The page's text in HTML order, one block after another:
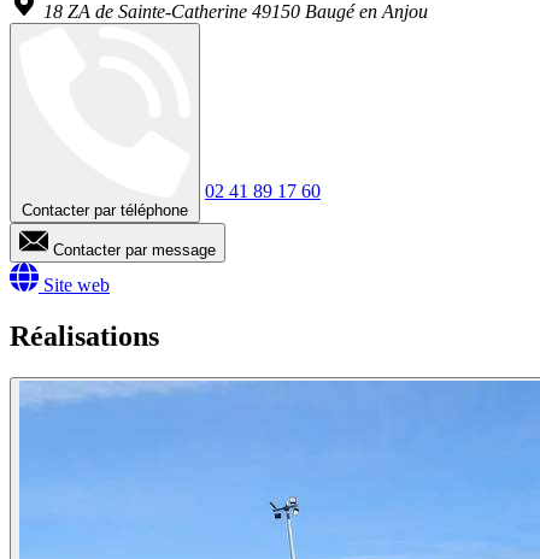
18 ZA de Sainte-Catherine 49150 Baugé en Anjou
Contacter par téléphone
02 41 89 17 60
Contacter par message
Site web
Réalisations